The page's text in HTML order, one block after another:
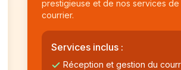
prestigieuse et de nos services
courrier.
Services inclus :
Réception et gestion du